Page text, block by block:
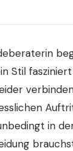
Stil
in